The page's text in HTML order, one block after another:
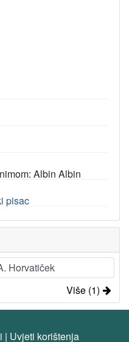
Albin Albin
pisac
Horvatiček
Više (1)
| Uvjeti korištenja